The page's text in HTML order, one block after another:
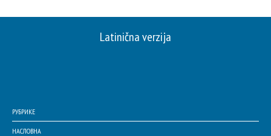
Latinična verzija
РУБРИКЕ
НАСЛОВНА